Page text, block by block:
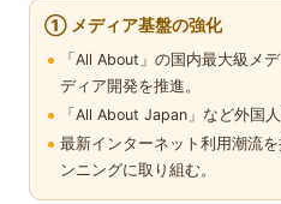
① メディア基盤の強化
「All About」の国内最大級メ
ディア開発を推進。
「All About Japan」など外国
最新インターネット利用潮流
ンニングに取り組む。